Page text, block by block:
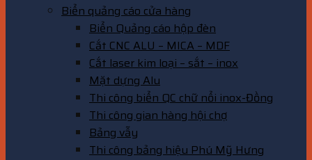
Biển quảng cáo cửa hàng
Biển Quảng cáo hộp đèn
Cắt CNC ALU – MICA – MDF
Cắt laser kim loại – sắt – inox
Mặt dựng Alu
Thi công biển QC chữ nổi inox-Đồng
Thi công gian hàng hội chợ
Bảng vẫy
Thi công bảng hiệu Phú Mỹ Hưng